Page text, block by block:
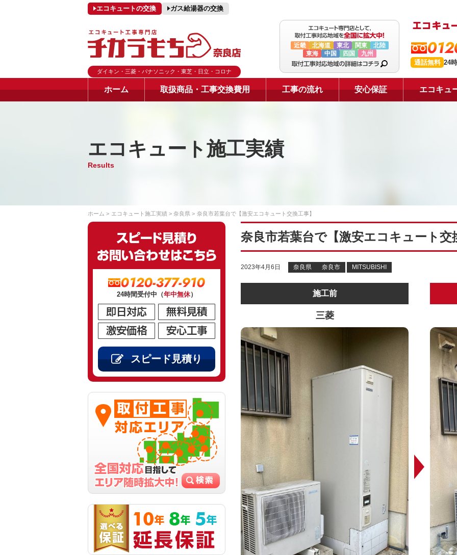
エコキュートの交換 ガス給湯器の交換
ダイキン・三菱・パナソニック・東芝・日立・コロナ
近畿 北海道 東北 関東
北陸
東海
中国 四国 九州
通話無料 24
ホーム 取扱商品・工事交換費用 工事の流れ 安心保証 エコキュ
エコキュート施工実績
Results
ホーム エコキュート施工実績 奈良県 奈良市若葉台で【激安エコキュート交換工事】
奈良市若葉台で【激安エコキュート交
2023年4月6日 奈良県 奈良市 MITSUBISHI
施工前
三菱
0120-377-910
24時間受付中（年中無休）
スピード見積り